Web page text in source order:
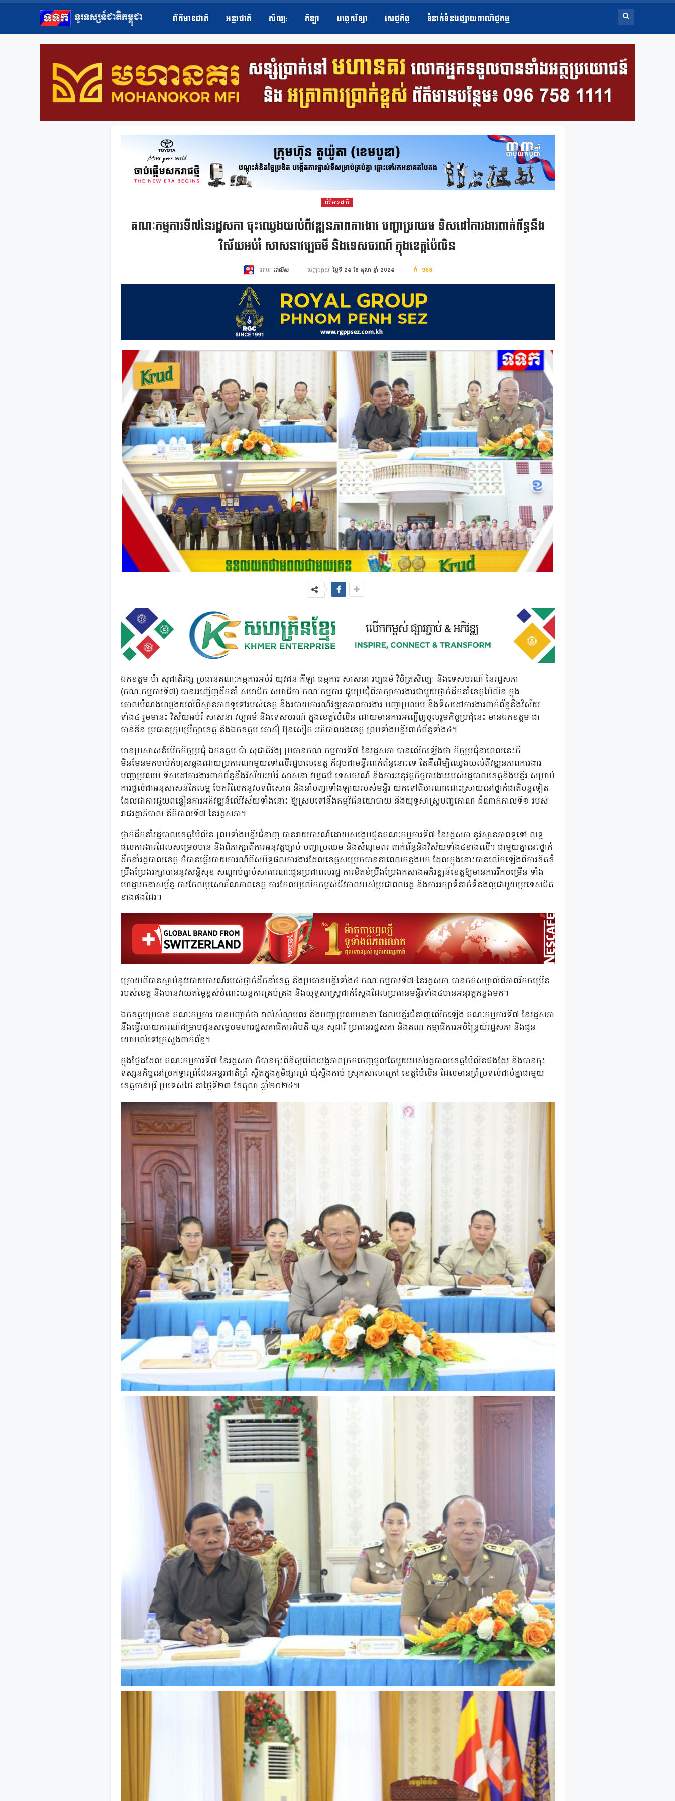
ព័ត៌មានជាតិ អន្តរជាតិ សិល្ប​: កីឡា បច្ចេកវិទ្យា សេដ្ឋកិច្ច ទំនាក់ទំនងផ្សាយពាណិជ្ជកម្ម
ព័ត៌មានជាតិ
គណៈកម្មការទី៧នៃរដ្ឋសភា ចុះឈ្វេងយល់ពីវឌ្ឍនភាពការងារ បញ្ហាប្រឈម ទិសដៅការងារពាក់ព័ន្ធនឹង
វិស័យអប់រំ សាសនាវប្បធម៌ និងទេសចរណ៍ ក្នុងខេត្តប៉ៃលិន
ដោយ ដាលីស ចេញផ្សាយ ថ្ងៃទី 24 ខែ តុលា ឆ្នាំ 2024 963
ឯកឧត្តម ប៉ា សុជាតិវង្ស ប្រធានគណៈកម្មការអប់រំ យុវជន កីឡា ធម្មការ សាសនា វប្បធម៌ វិចិត្រសិល្បៈ និងទេសចរណ៍ នៃរដ្ឋសភា
(គណៈកម្មការទី៧) បានអញ្ជើញដឹកនាំ សមាជិក សមាជិកា គណៈកម្មការ ជួបប្រជុំពិភាក្សាការងារជាមួយថ្នាក់ដឹកនាំខេត្តប៉ៃលិន ក្នុង
គោលបំណងឈ្វេងយល់ពីស្ថានភាពទូទៅរបស់ខេត្ត និងរបាយការណ៍វឌ្ឍនភាពការងារ បញ្ហាប្រឈម និងទិសដៅការងារពាក់ព័ន្ធនឹងវិស័យ
ទាំង៤ រួមមាន៖ វិស័យអប់រំ សាសនា វប្បធម៌ និងទេសចរណ៍ ក្នុងខេត្តប៉ៃលិន ដោយមានការអញ្ជើញចូលរួមកិច្ចប្រជុំនេះ មានឯកឧត្តម ជា
ចាន់ឌិន ប្រធានក្រុមប្រឹក្សាខេត្ត និងឯកឧត្តម គោស៊ុំ ប៊ុនសឿត អភិបាលរងខេត្ត ព្រមទាំងមន្ទីរពាក់ព័ន្ធទាំង៤។
មានប្រសាសន៍បើកកិច្ចប្រជុំ ឯកឧត្តម ប៉ា សុជាតិវង្ស ប្រធានគណៈកម្មការទី៧ នៃរដ្ឋសភា បានលើកឡើងថា កិច្ចប្រជុំនាពេលនេះគឺ
មិនមែនមកចាប់កំហុសឆ្គងដោយប្រការណាមួយទៅលើរដ្ឋបាលខេត្ត ក៏ដូចជាមន្ទីរពាក់ព័ន្ធនោះទេ តែគឺដើម្បីឈ្វេងយល់ពីវឌ្ឍនភាពការងារ
បញ្ហាប្រឈម ទិសដៅការងារពាក់ព័ន្ធនឹងវិស័យអប់រំ សាសនា វប្បធម៌ ទេសចរណ៍ និងការអនុវត្តកិច្ចការងាររបស់រដ្ឋបាលខេត្តនិងមន្ទីរ សម្រាប់
ការផ្តល់ជាអនុសាសន៍កែលម្អ ចែករំលែកនូវបទពិសោធ និងនាំបញ្ហាទាំងឡាយរបស់មន្ទីរ យកទៅពិចារណាដោះស្រាយនៅថ្នាក់ជាតិបន្តទៀត
ដែលជាការជួយពន្លឿនការអភិវឌ្ឍន៍លើវិស័យទាំងនោះ ឱ្យស្របទៅនឹងកម្មវិធីនយោបាយ និងយុទ្ធសាស្រ្តបញ្ចកោណ ដំណាក់កាលទី១ របស់
រាជរដ្ឋាភិបាល នីតិកាលទី៧ នៃរដ្ឋសភា។
ថ្នាក់ដឹកនាំរដ្ឋបាលខេត្តប៉ៃលិន ព្រមទាំងមន្ទីរជំនាញ បានរាយការណ៍ដោយសង្ខេបជូនគណៈកម្មការទី៧ នៃរដ្ឋសភា នូវស្ថានភាពទូទៅ លទ្ធ
ផលការងារដែលសម្រេចបាន និងពិភាក្សាពីការអនុវត្តច្បាប់ បញ្ហាប្រឈម និងសំណូមពរ ពាក់ព័ន្ធនិងវិស័យទាំង៤ខាងលើ។ ជាមួយគ្នានេះថ្នាក់
ដឹកនាំរដ្ឋបាលខេត្ត ក៏បានធ្វើរបាយការណ៍ពីសមិទ្ធផលការងារដែលខេត្តសម្រេចបាននាពេលកន្លងមក ដែលក្នុងនោះបានលើកឡើងពីការខិតខំ
ប្រឹងប្រែងរក្សាបាននូវសន្តិសុខ សណ្តាប់ធ្នាប់សាធារណៈជូនប្រជាពលរដ្ឋ ការខិតខំប្រឹងប្រែងកសាងអភិវឌ្ឍន៍ខេត្តឱ្យមានការរីកចម្រើន ទាំង
ហេដ្ឋារចនាសម្ព័ន្ធ ការកែលម្អសោភ័ណភាពខេត្ត ការកែលម្អលើកកម្ពស់ជីវភាពរបស់ប្រជាពលរដ្ឋ និងការរក្សាទំនាក់ទំនងល្អជាមួយប្រទេសជិត
ខាងផងដែរ។
ក្រោយពីបានស្តាប់នូវរបាយការណ៍របស់ថ្នាក់ដឹកនាំខេត្ត និងប្រធានមន្ទីរទាំង៤ គណៈកម្មការទី៧ នៃរដ្ឋសភា បានកត់សម្គាល់ពីភាពរីកចម្រើន
របស់ខេត្ត និងបានវាយតម្លៃខ្ពស់ចំពោះយន្តការគ្រប់គ្រង និងយុទ្ធសាស្ត្រជាក់ស្តែងដែលប្រធានមន្ទីរទាំង៤បានអនុវត្តកន្លងមក។
ឯកឧត្តមប្រធាន គណៈកម្មការ បានបញ្ជាក់ថា រាល់សំណូមពរ និងបញ្ហាប្រឈមនានា ដែលមន្ទីរជំនាញលើកឡើង គណៈកម្មការទី៧ នៃរដ្ឋសភា
នឹងធ្វើរបាយការណ៍ជម្រាបជូនសម្តេចមហារដ្ឋសភាធិការធិបតី ឃួន សុដារី ប្រធានរដ្ឋសភា និងគណៈកម្មាធិការអចិន្ត្រៃយ៍រដ្ឋសភា និងជូន
យោបល់ទៅក្រសួងពាក់ព័ន្ធ។
ក្នុងថ្ងៃដដែល គណៈកម្មការទី៧ នៃរដ្ឋសភា ក៏បានចុះពិនិត្យមើលអង្គភាពច្រកចេញចូលតែមួយរបស់រដ្ឋបាលខេត្តប៉ៃលិនផងដែរ និងបានចុះ
ទស្សនកិច្ចនៅច្រកទ្វារព្រំដែនអន្តរជាតិព្រំ ស្ថិតក្នុងភូមិផ្សារព្រំ ឃុំស្ទឹងកាច់ ស្រុកសាលាក្រៅ ខេត្តប៉ៃលិន ដែលមានព្រំប្រទល់ជាប់គ្នាជាមួយ
ខេត្តចាន់បុរី ប្រទេសថៃ នាថ្ងៃទី២៣ ខែតុលា ឆ្នាំ២០២៤៕